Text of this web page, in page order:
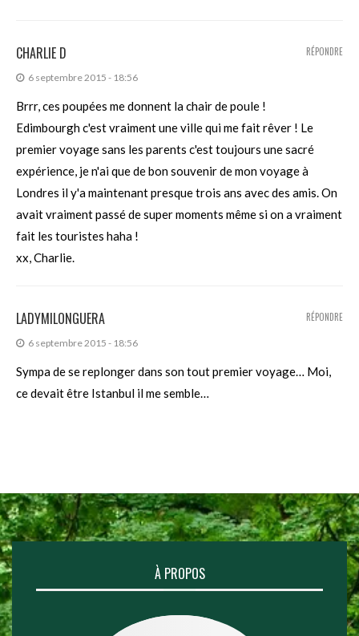
CHARLIE D
6 septembre 2015 - 18:56
Brrr, ces poupées me donnent la chair de poule !
Edimbourgh c'est vraiment une ville qui me fait rêver ! Le
premier voyage sans les parents c'est toujours une sacré
expérience, je n'ai que de bon souvenir de mon voyage à
Londres il y'a maintenant presque trois ans avec des amis. On
avait vraiment passé de super moments même si on a vraiment
fait les touristes haha !
xx, Charlie.
RÉPONDRE
LADYMILONGUERA
6 septembre 2015 - 18:56
Sympa de se replonger dans son tout premier voyage… Moi,
ce devait être Istanbul il me semble…
RÉPONDRE
À PROPOS